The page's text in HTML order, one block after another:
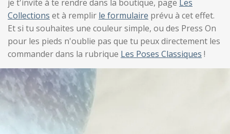
je t'invite à te rendre dans la boutique, page Les
Collections et à remplir le formulaire prévu à cet effet.
Et si tu souhaites une couleur simple, ou des Press On
pour les pieds n'oublie pas que tu peux directement les
commander dans la rubrique Les Poses Classiques !